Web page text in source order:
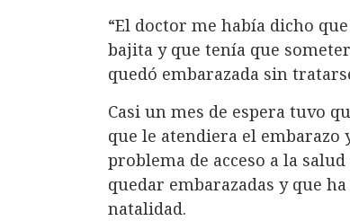
“El doctor me había dicho
bajita y que tenía que
quedó embarazada sin
Casi un mes de espera tuvo
que le atendiera el
problema de acceso a la
quedar embarazadas y que
natalidad.